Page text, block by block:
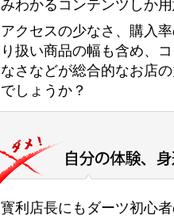
みわかるコンテンツしか
アクセスの少なさ、購入
り扱い商品の幅も含め、
なさなどが総合的なお店
でしょうか？
寳利店長にもダーツ初心